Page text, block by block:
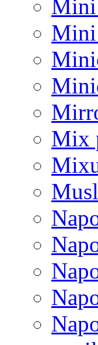
Mini
Mini
Mix